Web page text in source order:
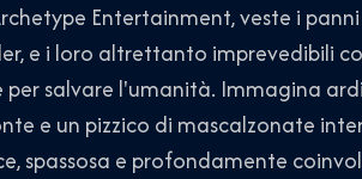
Entertainment, veste i
e i loro altrettanto imprevedibili
salvare l'umanità. Immagina
e un pizzico di mascalzonate
spassosa e profondamente